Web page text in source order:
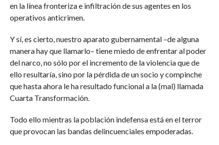
en la línea fronteriza e infiltración de sus agentes en los
operativos anticrimen.
Y sí, es cierto, nuestro aparato gubernamental –de alguna
manera hay que llamarlo– tiene miedo de enfrentar al poder
del narco, no sólo por el incremento de la violencia que de
ello resultaría, sino por la pérdida de un socio y compinche
que hasta ahora le ha resultado funcional a la (mal) llamada
Cuarta Transformación.
Todo ello mientras la población indefensa está en el terror
que provocan las bandas delincuenciales empoderadas.